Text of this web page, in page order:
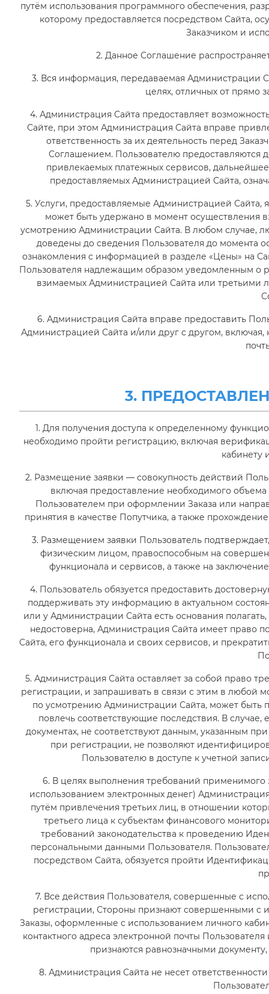
путём использования программного обеспечения,
которому предоставляется посредством Сайта,
Заказчиком и
2. Данное Соглашение
3. Вся информация, передаваемая Администрации
целях, отличных от прямо
4. Администрация Сайта предоставляет
Сайте, при этом Администрация Сайта вправе
ответственность за их деятельность перед
Соглашением. Пользователю предоставляются
привлекаемых платежных сервисов,
предоставляемых Администрацией Сайта,
5. Услуги, предоставляемые Администрацией
может быть удержано в момент осуществления
усмотрению Администрации Сайта. В любом случае,
доведены до сведения Пользователя до момента
ознакомления с информацией в разделе «Цены» на
Пользователя надлежащим образом уведомленным о
взимаемых Администрацией Сайта или третьими
6. Администрация Сайта вправе предоставить
Администрацией Сайта и/или друг с другом, включая,
3.
1. Для получения доступа к определенному
необходимо пройти регистрацию, включая
кабинету
2. Размещение заявки — совокупность действий
включая предоставление необходимого
Пользователем при оформлении Заказа или
принятия в качестве Попутчика, а также
3. Размещением заявки Пользователь
физическим лицом, правоспособным на
функционала и сервисов, а также на
4. Пользователь обязуется предоставить
поддерживать эту информацию в актуальном
или у Администрации Сайта есть основания
недостоверна, Администрация Сайта имеет право
Сайта, его функционала и своих сервисов, и
5. Администрация Сайта оставляет за собой право
регистрации, и запрашивать в связи с этим в любой
по усмотрению Администрации Сайта, может
повлечь соответствующие последствия. В
документах, не соответствуют данным, указанным
при регистрации, не позволяют
Пользователю в доступе к учетной
6. В целях выполнения требований применимого
использованием электронных денег)
путём привлечения третьих лиц, в отношении
третьего лица к субъектам финансового
требований законодательства к проведению
персональными данными Пользователя.
посредством Сайта, обязуется пройти
7. Все действия Пользователя, совершенные с
регистрации, Стороны признают совершенными с
Заказы, оформленные с использованием личного
контактного адреса электронной почты
признаются равнозначными
8. Администрация Сайта не несет